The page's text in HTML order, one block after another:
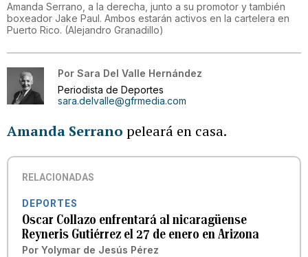
Amanda Serrano, a la derecha, junto a su promotor y también
boxeador Jake Paul. Ambos estarán activos en la cartelera en
Puerto Rico. (Alejandro Granadillo)
Por Sara Del Valle Hernández
Periodista de Deportes
sara.delvalle@gfrmedia.com
Amanda Serrano peleará en casa.
RELACIONADAS
DEPORTES
Oscar Collazo enfrentará al nicaragüense
Reyneris Gutiérrez el 27 de enero en Arizona
Por Yolymar de Jesús Pérez